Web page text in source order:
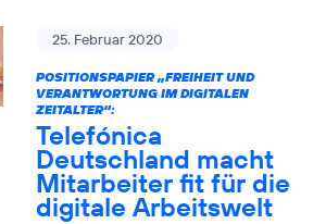
25. Februar 2020
POSITIONSPAPIER „FREIHEIT UND
VERANTWORTUNG IM DIGITALEN
ZEITALTER“:
Telefónica
Deutschland macht
Mitarbeiter fit für die
digitale Arbeitswelt